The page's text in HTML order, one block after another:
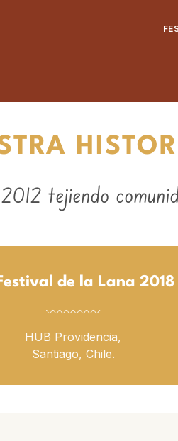
tejiendo
de la Lana 2018
〰〰〰〰
HUB Providencia,
Santiago, Chile.